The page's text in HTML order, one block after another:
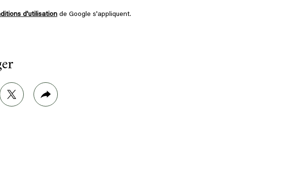
d'utilisation de Google s'appliquent.
twitter Plus
de